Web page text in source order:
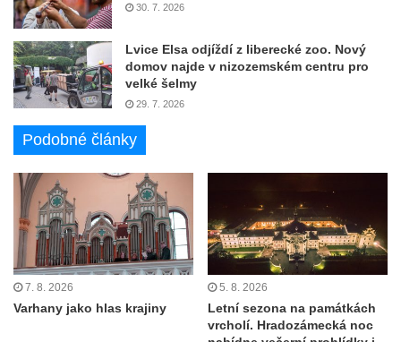
30. 7. 2026
Lvice Elsa odjíždí z liberecké zoo. Nový
domov najde v nizozemském centru pro
velké šelmy
29. 7. 2026
Podobné články
7. 8. 2026
Varhany jako hlas krajiny
5. 8. 2026
Letní sezona na památkách
vrcholí. Hradozámecká noc